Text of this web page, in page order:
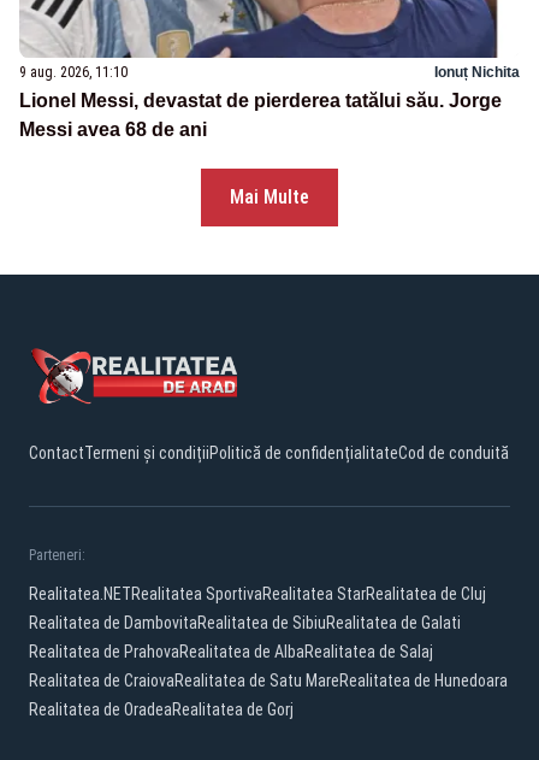
9 aug. 2026, 11:10 Ionuț Nichita
Lionel Messi, devastat de pierderea tatălui său. Jorge
Messi avea 68 de ani
Mai Multe
ContactTermeni și condițiiPolitică de confidențialitateCod de conduită
Parteneri:
Realitatea.NETRealitatea SportivaRealitatea StarRealitatea de Cluj
Realitatea de DambovitaRealitatea de SibiuRealitatea de Galati
Realitatea de PrahovaRealitatea de AlbaRealitatea de Salaj
Realitatea de CraiovaRealitatea de Satu MareRealitatea de Hunedoara
Realitatea de OradeaRealitatea de Gorj